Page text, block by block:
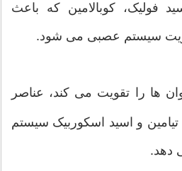
فولیک، کوبالامین که باعث
سیستم عصبی می شود.
ها را تقویت می کند، عناصر
و اسید اسکوربیک سیستم
دهد.